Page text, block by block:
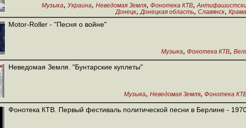
Музыка, Украина, Неведомая Земля, Фонотека КТВ,
Донецк, Донецкая область, Славянск,
Motor-Roller - "Песня о войне"
Музыка, Фонотека КТВ,
Неведомая Земля. "Бунтарские куплеты"
Музыка, Неведомая Земля, Фонотека
Фонотека КТВ. Первый фестиваль политической песни в Берлине -